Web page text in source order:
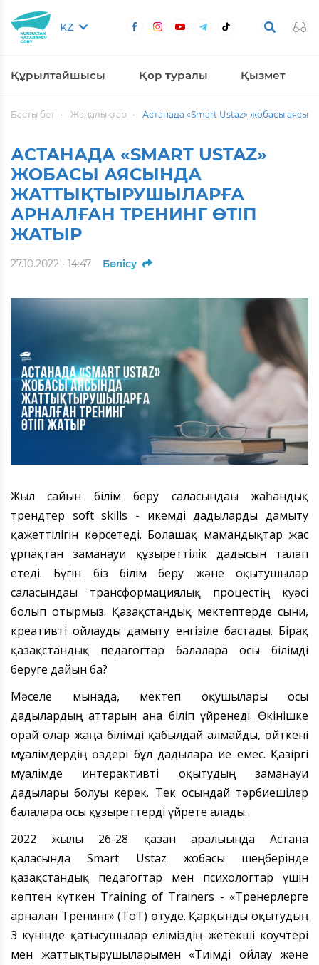
KZ
Құрылтайшысы Қор туралы Қызмет
Басты бет Жаңалықтар Астанада «Smart Ustaz» жобасы
АСТАНАДА «SMART USTAZ»
ЖОБАСЫ АЯСЫНДА
ЖАТТЫҚТЫРУШЫЛАРҒА
АРНАЛҒАН ТРЕНИНГ ӨТІП
ЖАТЫР
27.10.2022 · 14:47 Бөлісу
Жыл сайын білім беру саласындағы жаһандық
трендтер soft skills - икемді дағдыларды дамыту
қажеттілігін көрсетеді. Болашақ мамандықтар жас
ұрпақтан заманауи құзыреттілікдағдысын талап
етеді. Бүгін біз білім беру және оқытушылар
саласындағы трансформациялық процестің куәсі
болып отырмыз. Қазақстандық мектептерде сыни,
креативті ойлауды дамыту енгізіле бастады. Бірақ
қазақстандық педагогтар балаларға осы білімді
беруге дайын ба?
Мәселе мынада, мектеп оқушылары осы
дағдылардың аттарын ғана біліп үйренеді. Өкінішке
орай олар жаңа білімді қабылдай алмайды, өйткені
мұғалімдердің өздері бұл дағдыларға ие емес. Қазіргі
мұғалімде интерактивті оқытудың заманауи
дағдылары болуы керек. Тек осындай тәрбиешілер
балаларға осы құзыреттерді үйрете алады.
2022 жылғы 26-28 қазан аралығында Астана
қаласында Smart Ustaz жобасы шеңберінде
қазақстандық педагогтар мен психологтар үшін
көптен күткен Тraining of Trainers - «Тренерлерге
арналған Тренинг» (ТоТ) өтуде. Қарқынды оқытудың
3 күнінде қатысушылар еліміздің жетекші коучтері
мен жаттықтырушыларымен «Тиімді ойлау және